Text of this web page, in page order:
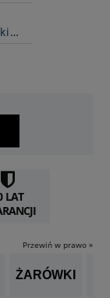
LAT
Przewiń w prawo »
ŻARÓWKI